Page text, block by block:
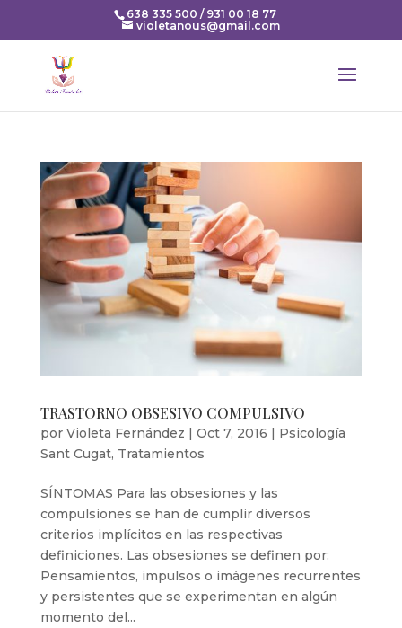
638 335 500 / 931 00 18 77
violetanous@gmail.com
TRASTORNO OBSESIVO COMPULSIVO
por Violeta Fernández | Oct 7, 2016 | Psicología
Sant Cugat, Tratamientos
SÍNTOMAS Para las obsesiones y las
compulsiones se han de cumplir diversos
criterios implícitos en las respectivas
definiciones. Las obsesiones se definen por:
Pensamientos, impulsos o imágenes recurrentes
y persistentes que se experimentan en algún
momento del...